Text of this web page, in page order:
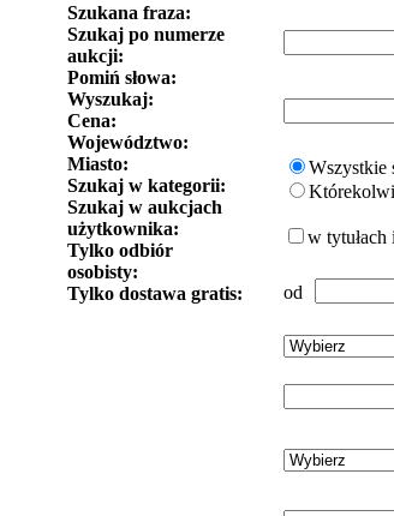
Szukana fraza:
Szukaj po numerze
aukcji:
Pomiń słowa:
Wyszukaj:
Cena:
Województwo:
Miasto:
Szukaj w kategorii:
Szukaj w aukcjach
użytkownika:
Tylko odbiór
osobisty:
Tylko dostawa gratis:
Wszystkie
w tytułach
od